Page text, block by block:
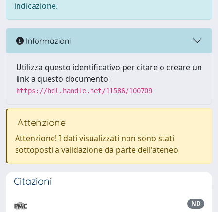
indicazione.
Informazioni
Utilizza questo identificativo per citare o creare un
link a questo documento:
https://hdl.handle.net/11586/100709
Attenzione
Attenzione! I dati visualizzati non sono stati
sottoposti a validazione da parte dell'ateneo
Citazioni
ND